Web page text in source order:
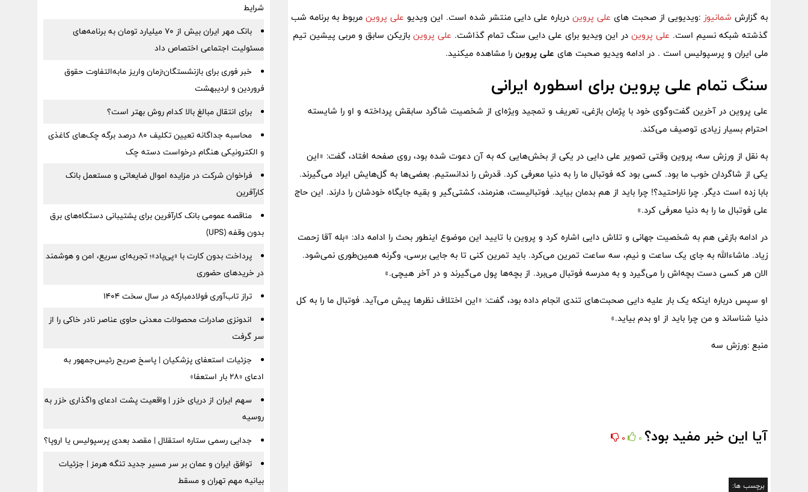
به گزارش شمانیوز :ویدیویی از صحبت های علی پروین درباره علی دایی منتشر شده است. این ویدیو علی پروین مربوط به برنامه شب
گذشته شبکه نسیم است. علی پروین در این ویدیو برای علی دایی سنگ تمام گذاشت. علی پروین بازیکن سابق و مربی پیشین تیم
ملی ایران و پرسپولیس است . در ادامه ویدیو صحبت های علی پروین را مشاهده میکنید.
سنگ تمام علی پروین برای اسطوره ایرانی
علی پروین در آخرین گفت‌وگوی خود با پژمان بازغی، تعریف و تمجید ویژه‌ای از شخصیت شاگرد سابقش پرداخته و او را شایسته
احترام بسیار زیادی توصیف می‌کند.
به نقل از ورزش سه، پروین وقتی تصویر علی دایی در یکی از بخش‌هایی که به آن دعوت شده بود، روی صفحه افتاد، گفت: «این
یکی از شاگردان خوب ما بود. کسی بود که فوتبال ما را به دنیا معرفی کرد. قدرش را ندانستیم. بعضی‌ها به گل‌هایش ایراد می‌گیرند.
بابا زده‌ است دیگر. چرا ناراحتید؟! چرا باید از هم بدمان بیاید. فوتبالیست، هنرمند، کشتی‌گیر و بقیه جایگاه خودشان را دارند. این حاج
علی فوتبال ما را به دنیا معرفی کرد.»
در ادامه بازغی هم به شخصیت جهانی و تلاش دایی اشاره کرد و پروین با تایید این موضوع اینطور بحث را ادامه داد: «بله آقا زحمت
زیاد. ماشاءالله به جای یک ساعت و نیم، سه ساعت تمرین می‌کرد. باید تمرین کنی تا به جایی برسی، وگرنه همین‌طوری نمی‌شود.
الان هر کسی دست بچه‌اش را می‌گیرد و به مدرسه فوتبال می‌برد. از بچه‌ها پول می‌گیرند و در آخر هیچی.»
او سپس درباره اینکه یک بار علیه دایی صحبت‌های تندی انجام داده بود، گفت: «این اختلاف نظرها پیش می‌آید. فوتبال ما را به کل
دنیا شناساند و من چرا باید از او بدم بیاید.»
منبع :ورزش سه
آیا این خبر مفید بود؟ 0
0
برچسب ها:
شرایط
بانک مهر ایران بیش از ۷۰ میلیارد تومان به برنامه‌های
مسئولیت اجتماعی اختصاص داد
خبر فوری برای بازنشستگان؛زمان واریز مابه‌التفاوت حقوق
فروردین و اردیبهشت
برای انتقال مبالغ بالا کدام روش بهتر است؟
محاسبه جداگانه تعیین تکلیف 80 درصد برگه چک‌های کاغذی
و الکترونیکی هنگام درخواست دسته چک
فراخوان شرکت در مزایده اموال ضایعاتی و مستعمل بانک
کارآفرین
مناقصه عمومی بانک کارآفرین برای پشتیبانی دستگاه‌های برق
بدون وقفه (UPS)
پرداخت بدون کارت با «پی‌پاد»؛ تجربه‌ای سریع، امن و هوشمند
در خریدهای حضوری
تراز تاب‌آوری فولادمبارکه در سال سخت ۱۴۰۴
اندونزی صادرات محصولات معدنی حاوی عناصر نادر خاکی را از
سر گرفت
جزئیات استعفای پزشکیان | پاسخ صریح رئیس‌جمهور به
ادعای «۲۸ بار استعفا»
سهم ایران از دریای خزر | واقعیت پشت ادعای واگذاری خزر به
روسیه
جدایی رسمی ستاره استقلال | مقصد بعدی پرسپولیس یا اروپا؟
توافق ایران و عمان بر سر مسیر جدید تنگه هرمز | جزئیات
بیانیه مهم تهران و مسقط